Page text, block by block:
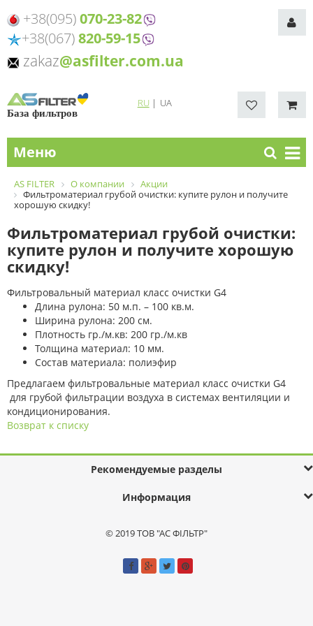
+38(095)070-23-82
+38(067)820-59-15
zakaz@asfilter.com.ua
База фильтров
RU| UA
Меню
AS FILTER О компании
Акции
Фильтроматериал грубой очистки: купите рулон и получите
хорошую скидку!
Фильтроматериал грубой очистки:
купите рулон и получите хорошую
скидку!
Фильтровальный материал класс очистки G4
Длина рулона: 50 м.п. – 100 кв.м.
Ширина рулона: 200 см.
Плотность гр./м.кв: 200 гр./м.кв
Толщина материал: 10 мм.
Состав материала: полиэфир
Предлагаем фильтровальные материал класс очистки G4
для грубой фильтрации воздуха в системах вентиляции и
кондиционирования.
Возврат к списку
Рекомендуемые разделы
Информация
© 2019 ТОВ "АС ФІЛЬТР"